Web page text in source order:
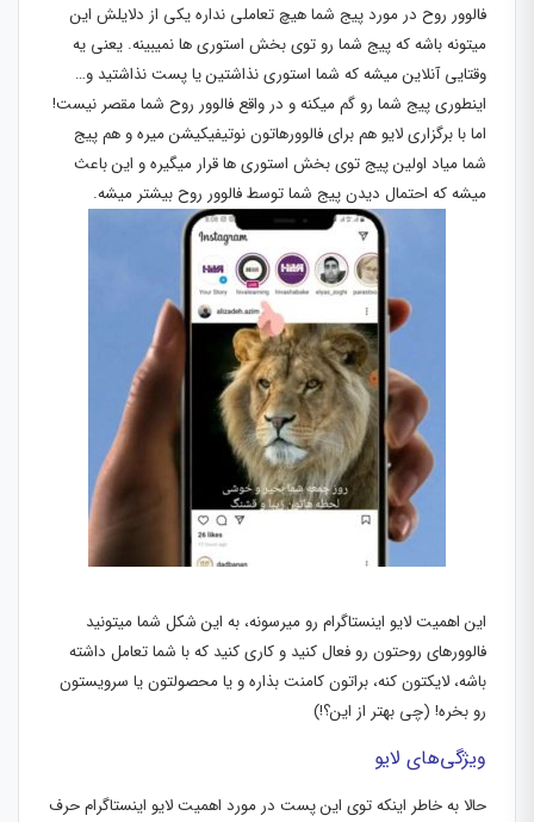
فالوور روح در مورد پیج شما هیچ تعاملی نداره یکی از دلایلش این
میتونه باشه که پیج شما رو توی بخش استوری ها نمیبینه. یعنی یه
وقتایی آنلاین میشه که شما استوری نذاشتین یا پست نذاشتید و…
اینطوری پیج شما رو گم میکنه و در واقع فالوور روح شما مقصر نیست!
اما با برگزاری لایو هم برای فالوورهاتون نوتیفیکیشن میره و هم پیج
شما میاد اولین پیج توی بخش استوری‌ ها قرار میگیره و این باعث
میشه که احتمال دیدن پیج شما توسط فالوور روح بیشتر میشه.
این اهمیت لایو اینستاگرام رو میرسونه، به این شکل شما میتونید
فالوورهای روحتون رو فعال کنید و کاری کنید که با شما تعامل داشته
باشه، لایکتون کنه، براتون کامنت بذاره و یا محصولتون یا سرویستون
رو بخره! (چی بهتر از این؟!)
ویژگی‌های لایو
حالا به خاطر اینکه توی این پست در مورد اهمیت لایو اینستاگرام حرف